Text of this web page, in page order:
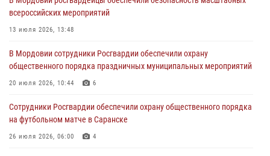
подозреваемого в причинении телесных повреждений супруге
05 августа 2026, 12:34
проведения масштабного праздника в Темникове
05 августа 2026, 09:04 4
разрешительной работы передал очередную партию вооружения в
зону СВО
04 августа 2026, 11:13
всероссийских мероприятий
13 июля 2026, 13:48
В Мордовии сотрудники Росгвардии обеспечили охрану
общественного порядка праздничных муниципальных мероприятий
20 июля 2026, 10:44 6
Сотрудники Росгвардии обеспечили охрану общественного порядка
на футбольном матче в Саранске
26 июля 2026, 06:00 4